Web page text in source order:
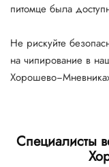
питомце была
Не рискуйте
на чипирование в
Специалисты